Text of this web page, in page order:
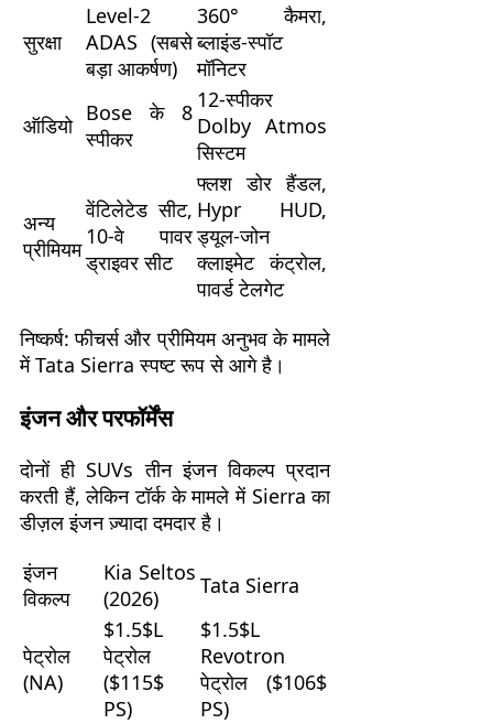
सुरक्षा
Level-2
ADAS (सबसे
बड़ा आकर्षण)
360° कैमरा,
ब्लाइंड-स्पॉट
मॉनिटर
ऑडियो Bose के 8
स्पीकर
12-स्पीकर
Dolby Atmos
सिस्टम
अन्य
प्रीमियम
वेंटिलेटेड सीट,
10-वे पावर
ड्राइवर सीट
फ्लश डोर हैंडल,
Hypr HUD,
ड्यूल-जोन
क्लाइमेट कंट्रोल,
पावर्ड टेलगेट
निष्कर्ष: फीचर्स और प्रीमियम अनुभव के मामले
में Tata Sierra स्पष्ट रूप से आगे है।
इंजन और परफॉर्मेंस
दोनों ही SUVs तीन इंजन विकल्प प्रदान
करती हैं, लेकिन टॉर्क के मामले में Sierra का
डीज़ल इंजन ज़्यादा दमदार है।
इंजन
विकल्प
Kia Seltos
(2026)
Tata Sierra
पेट्रोल
(NA)
$1.5$L
पेट्रोल
($115$
PS)
$1.5$L
Revotron
पेट्रोल ($106$
PS)